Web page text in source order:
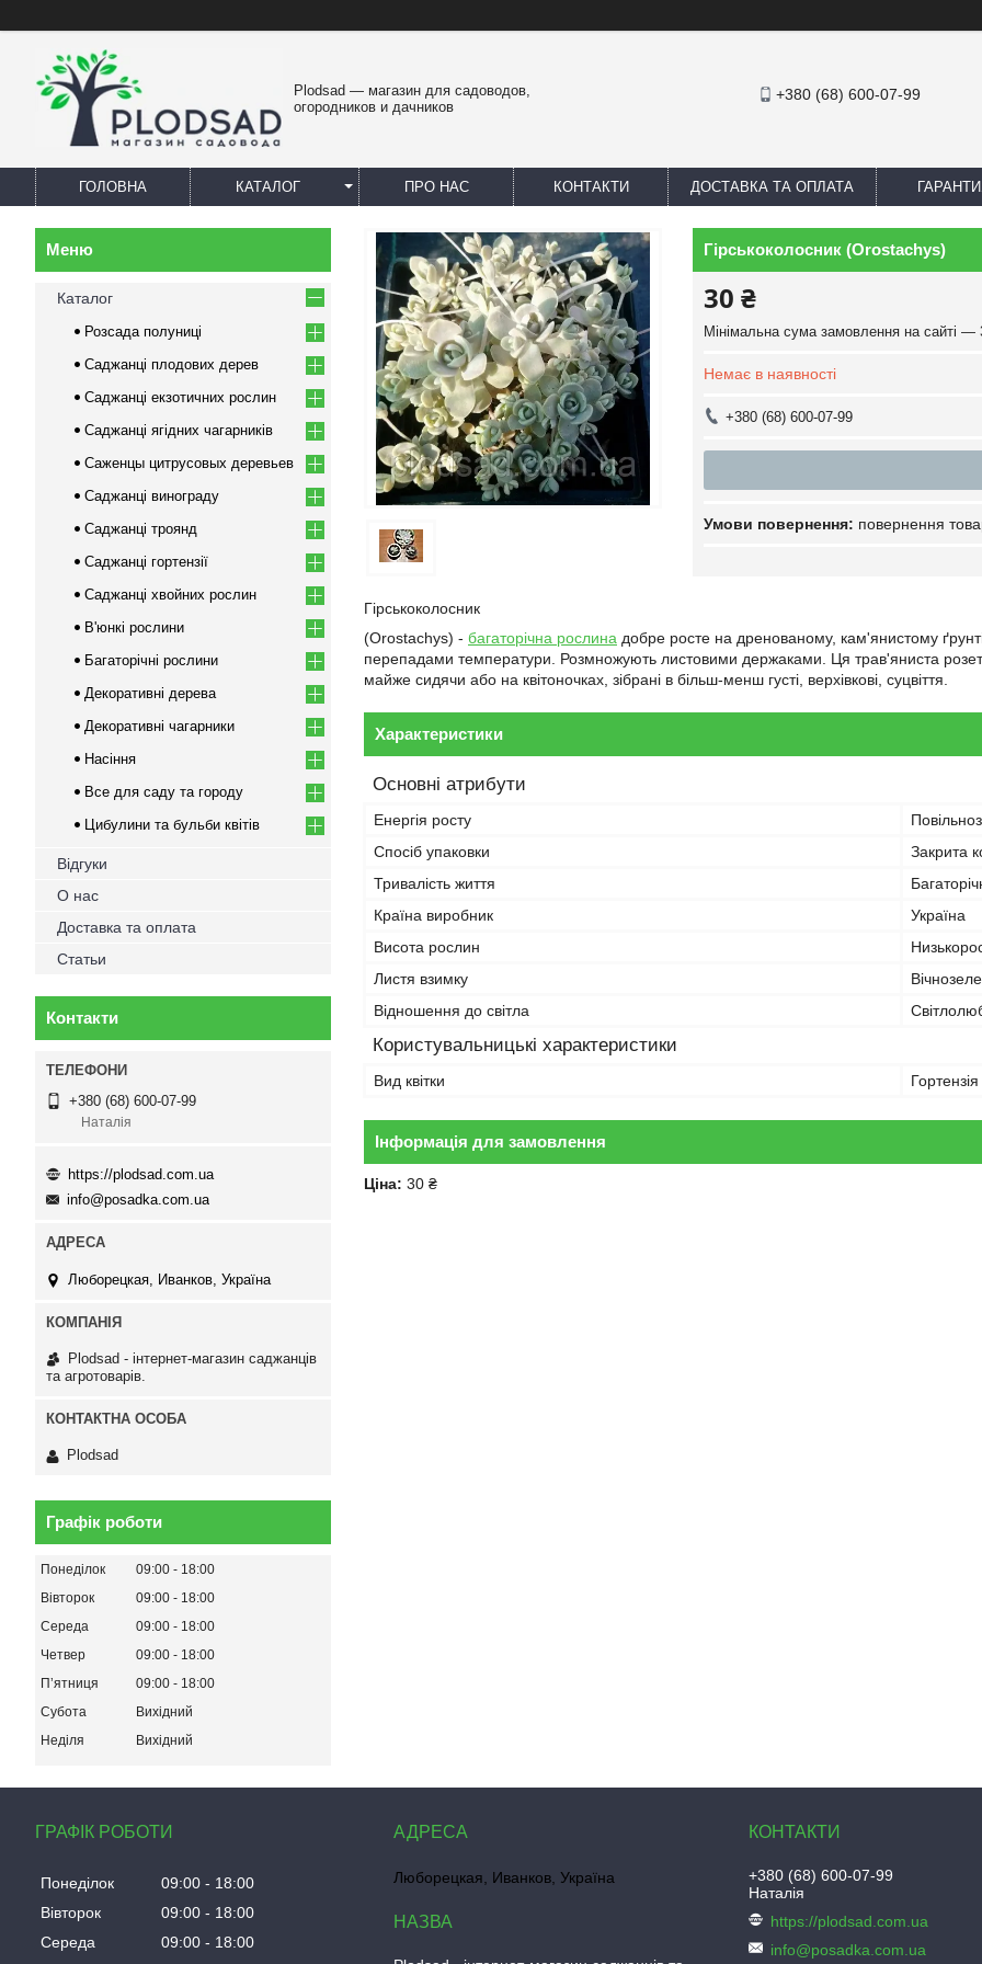
Plodsad — магазин для садоводов,
огородников и дачников
+380 (68) 600-07-99
ГОЛОВНА КАТАЛОГ ПРО НАС КОНТАКТИ ДОСТАВКА ТА ОПЛАТА
Гірськоколосник (Orostachys)
30 ₴
Мінімальна сума замовлення на сайті —
Немає в наявності
+380 (68) 600-07-99
повернення
Гірськоколосник
(Orostachys) - багаторічна рослина добре росте на дренованому, кам'янистому
перепадами температури. Розмножують листовими держаками. Ця трав'яниста
майже сидячи або на квітоночках, зібрані в більш-менш густі, верхівкові, суцвіття.
Характеристики
Основні атрибути
Енергія росту
Спосіб упаковки
Закрита
Тривалість життя
Країна виробник
Україна
Висота рослин
Листя взимку
Відношення до світла
Користувальницькі характеристики
Вид квітки Гортензія
Інформація для замовлення
Ціна: 30 ₴
Каталог
Розсада полуниці
Саджанці плодових дерев
Саджанці екзотичних рослин
Саджанці ягідних чагарників
Саженцы цитрусовых деревьев
Саджанці винограду
Саджанці троянд
Саджанці гортензії
Саджанці хвойних рослин
В'юнкі рослини
Багаторічні рослини
Декоративні дерева
Декоративні чагарники
Насіння
Все для саду та городу
Цибулини та бульби квітів
Відгуки
О нас
Доставка та оплата
Статьи
Контакти
+380 (68) 600-07-99
Наталія
https://plodsad.com.ua
info@posadka.com.ua
Люборецкая, Иванков, Україна
Plodsad - інтернет-магазин саджанців
та агротоварів.
Plodsad
Графік роботи
Понеділок 09:00
18:00
Вівторок
09:00
18:00
Середа
09:00
18:00
Четвер
09:00
18:00
Пʼятниця
09:00
18:00
Субота
Вихідний
Неділя
Вихідний
ГРАФІК РОБОТИ
Понеділок 09:00
18:00
Вівторок
09:00
18:00
Середа
09:00
18:00
Люборецкая, Иванков, Україна
+380 (68) 600-07-99
Наталія
https://plodsad.com.ua
info@posadka.com.ua